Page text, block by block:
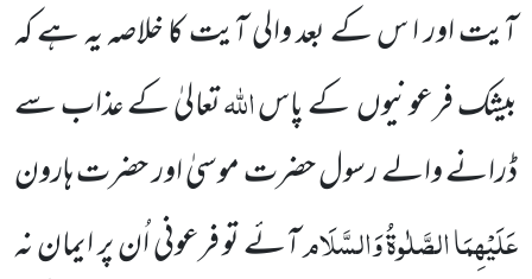
آیت اور ا سکے بعد والی آیت کا خلاصہ یہ ہے کہ
بیشک فرعونیوںکے پاساللہتعالیٰ کے عذاب سے
ڈرانے والے رسول حضرتموسیٰ اور حضرت ہارون
عَلَیْہِمَاالصَّلٰوۃُوَالسَّلَامآئے تو فرعونی اُن پر ایمان نہ